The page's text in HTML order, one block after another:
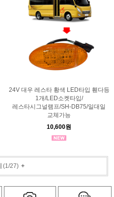
24V 대우 레스타 황색 LED타입 휀다등
1개/LED소켓타입/
레스타시그널램프/SH-DB75/일대일
교체가능
10,600원
(1/27) +